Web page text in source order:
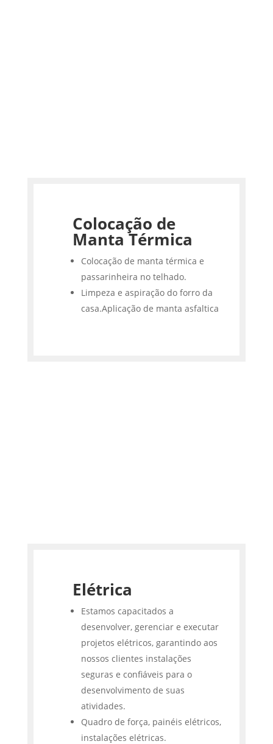
Colocação de
Manta Térmica
Colocação de manta térmica e
passarinheira no telhado.
Limpeza e aspiração do forro da
casa.Aplicação de manta asfaltica
Elétrica
Estamos capacitados a
desenvolver, gerenciar e executar
projetos elétricos, garantindo aos
nossos clientes instalações
seguras e confiáveis para o
desenvolvimento de suas
atividades.
Quadro de força, painéis elétricos,
instalações elétricas.